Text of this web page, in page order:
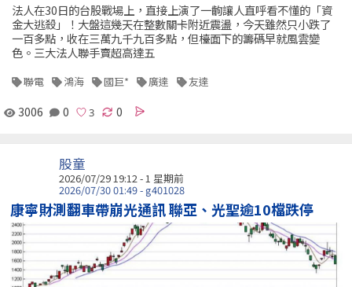
法人在30日的台股戰場上，直接上演了一齣讓人直呼看不懂的「資
金大逃殺」！大盤這幾天在整數關卡附近震盪，今天雖然只小跌了
一百多點，收在三萬九千九百多點，但檯面下的籌碼早就風雲變
色。三大法人聯手賣超高達五
聯電 鴻海 國巨* 廣達 友達
3006 0 0
股童
2026/07/29 19:12 - 1 星期前
2026/07/30 01:49 - g401028
康寧財測翻車帶崩光通訊 聯亞、光聖逾10檔跌停